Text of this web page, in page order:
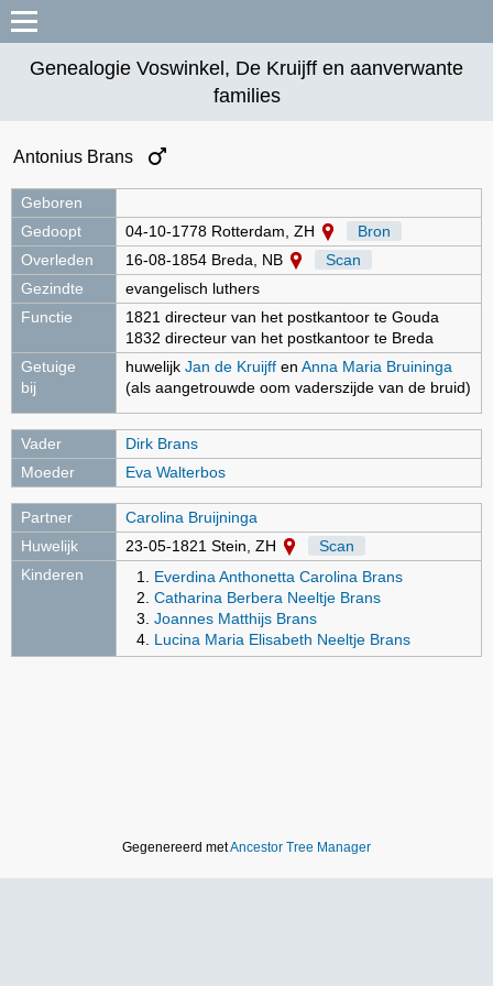
Genealogie Voswinkel, De Kruijff en aanverwante
families
Antonius Brans
Geboren
Gedoopt
04-10-1778 Rotterdam, ZH
Bron
Overleden
16-08-1854 Breda, NB
Scan
Gezindte
evangelisch luthers
Functie
1821 directeur van het postkantoor te Gouda
1832 directeur van het postkantoor te Breda
Getuige
bij
huwelijk Jan de Kruijff en Anna Maria Bruininga
(als aangetrouwde oom vaderszijde van de bruid)
Vader
Dirk Brans
Moeder
Eva Walterbos
Partner
Carolina Bruijninga
Huwelijk
23-05-1821 Stein, ZH
Scan
Kinderen
Everdina Anthonetta Carolina Brans
Catharina Berbera Neeltje Brans
Joannes Matthijs Brans
Lucina Maria Elisabeth Neeltje Brans
Gegenereerd metAncestor Tree Manager